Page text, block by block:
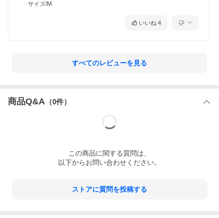
サイズ/M
いいね 4
すべてのレビューを見る
商品Q&A （0件）
この商品に関する質問は、
以下からお問い合わせください。
ストアに質問を投稿する